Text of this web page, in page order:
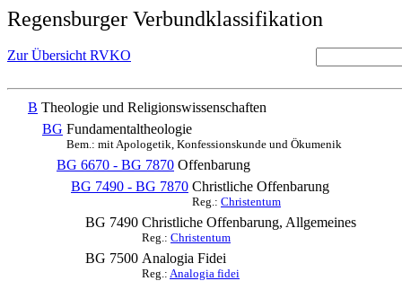
Regensburger Verbundklassifikation
Zur Übersicht RVKO
B Theologie und Religionswissenschaften
BG Fundamentaltheologie
Bem.: mit Apologetik, Konfessionskunde und Ökumenik
BG 6670 - BG 7870 Offenbarung
BG 7490 - BG 7870 Christliche Offenbarung
Reg.: Christentum
BG 7490 Christliche Offenbarung, Allgemeines
Reg.: Christentum
BG 7500 Analogia Fidei
Reg.: Analogia fidei